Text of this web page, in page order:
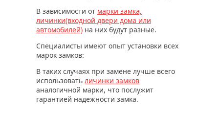
В зависимости от марки замка,
личинки(входной двери дома или
автомобилей) на них будут разные.
Специалисты имеют опыт установки всех
марок замков:
В таких случаях при замене лучше всего
использовать личинки замков
аналогичной марки, что послужит
гарантией надежности замка.